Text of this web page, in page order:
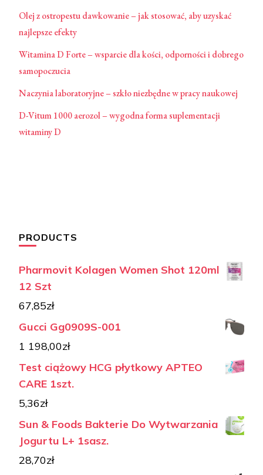
Olej z ostropestu dawkowanie – jak stosować, aby uzyskać
najlepsze efekty
Witamina D Forte – wsparcie dla kości, odporności i dobrego
samopoczucia
Naczynia laboratoryjne – szkło niezbędne w pracy naukowej
D-Vitum 1000 aerozol – wygodna forma suplementacji
witaminy D
PRODUCTS
Pharmovit Kolagen Women Shot 120ml
12 Szt
67,85zł
Gucci Gg0909S-001
1 198,00zł
Test ciążowy HCG płytkowy APTEO
CARE 1szt.
5,36zł
Sun & Foods Bakterie Do Wytwarzania
Jogurtu L+ 1sasz.
28,70zł